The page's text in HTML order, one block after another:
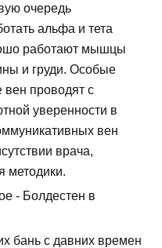
очередь
альфа и тета
работают мышцы
и груди. Особые
вен проводят с
уверенности в
вен
врача,
методики.
- Болдестен в
бань с давних времен